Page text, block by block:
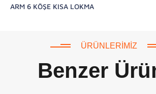
ARM 6 KÖŞE KISA LOKMA
ÜRÜNLERIMIZ
Benzer